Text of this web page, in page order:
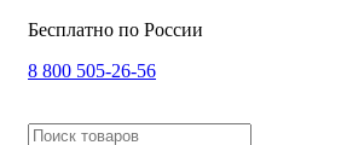
Бесплатно по России
8 800 505-26-56